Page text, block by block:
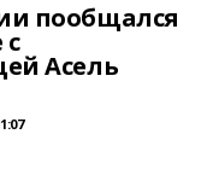
пообщался
Асель